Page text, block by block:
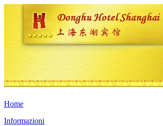
Home
Informazioni